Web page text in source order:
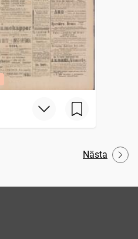
Nästa